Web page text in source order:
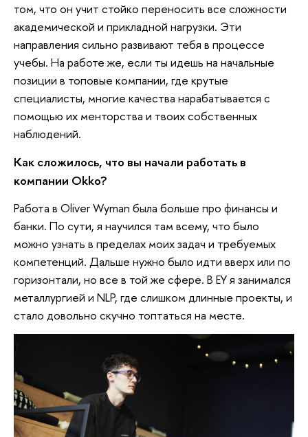
том, что он учит стойко переносить все сложности
академической и прикладной нагрузки. Эти
направления сильно развивают тебя в процессе
учебы. На работе же, если ты идешь на начальные
позиции в топовые компании, где крутые
специалисты, многие качества нарабатывается с
помощью их менторства и твоих собственных
наблюдений.
Как сложилось, что вы начали работать в
компании Okko?
Работа в Oliver Wyman была больше про финансы и
банки. По сути, я научился там всему, что было
можно узнать в пределах моих задач и требуемых
компетенций. Дальше нужно было идти вверх или по
горизонтали, но все в той же сфере. В EY я занимался
металлургией и NLP, где слишком длинные проекты, и
стало довольно скучно топтаться на месте.